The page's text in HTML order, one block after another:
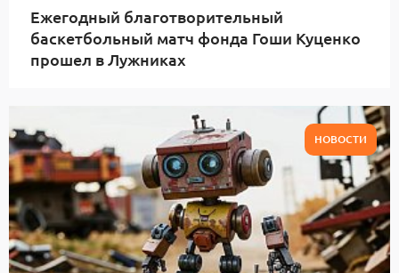
Ежегодный благотворительный
баскетбольный матч фонда Гоши Куценко
прошел в Лужниках
НОВОСТИ